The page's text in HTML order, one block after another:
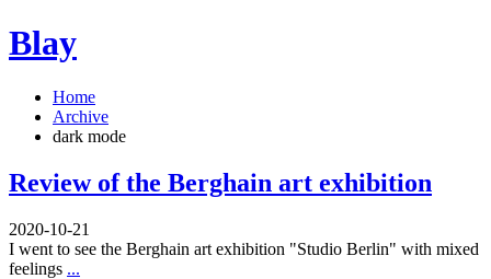
Blay
Home
Archive
dark mode
Review of the Berghain art exhibition
2020-10-21
I went to see the Berghain art exhibition "Studio Berlin" with mixed
feelings ...